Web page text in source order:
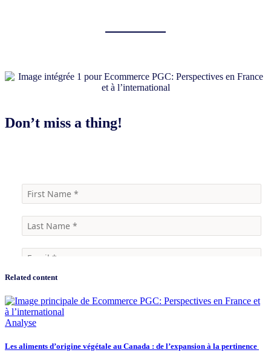
Don’t miss a thing!
Related content
Analyse
Les aliments d’origine végétale au Canada : de l’expansion à la pertinence